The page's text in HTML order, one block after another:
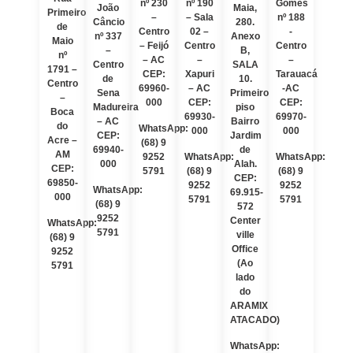
Primeiro
de
Maio
nº
1791 –
Centro
–
Boca
do
Acre –
AM
CEP:
69850-
000
WhatsApp:
(68) 9
9252
5791
João
Câncio
nº 337
–
Centro
de
Sena
Madureira
– AC
CEP:
69940-
000
WhatsApp:
(68) 9
9252
5791
nº 230
–
Centro
– Feijó
– AC
CEP:
69960-
000
WhatsApp:
(68) 9
9252
5791
nº 190
– Sala
02 –
Centro
–
Xapuri
– AC
CEP:
69930-
000
WhatsApp:
(68) 9
9252
5791
Maia,
280.
Anexo
B,
SALA
10.
Primeiro
piso
Bairro
Jardim
de
Alah.
CEP:
69.915-
572
Center
ville
Office
(Ao
lado
do
ARAMIX
ATACADO)
WhatsApp:
Gomes
nº 188
-
Centro
–
Tarauacá
-AC
CEP:
69970-
000
WhatsApp:
(68) 9
9252
5791